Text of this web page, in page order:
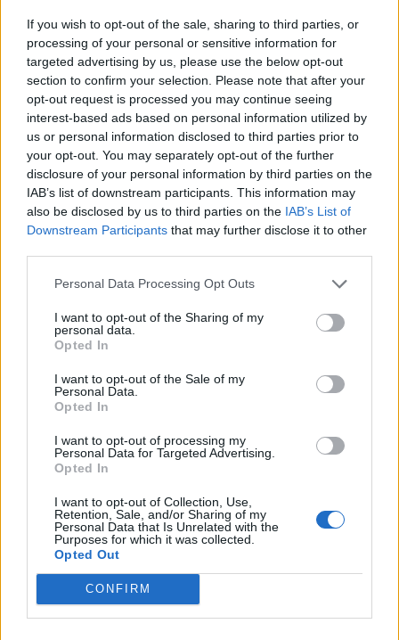
If you wish to opt-out of the sale, sharing to third parties, or
processing of your personal or sensitive information for
targeted advertising by us, please use the below opt-out
section to confirm your selection. Please note that after your
opt-out request is processed you may continue seeing
interest-based ads based on personal information utilized by
us or personal information disclosed to third parties prior to
your opt-out. You may separately opt-out of the further
disclosure of your personal information by third parties on the
IAB’s list of downstream participants. This information may
also be disclosed by us to third parties on the IAB’s List of
Downstream Participants that may further disclose it to other
Personal Data Processing Opt Outs
I want to opt-out of the Sharing of my
personal data.
Opted In
I want to opt-out of the Sale of my
Personal Data.
Opted In
I want to opt-out of processing my
Personal Data for Targeted Advertising.
Opted In
I want to opt-out of Collection, Use,
Retention, Sale, and/or Sharing of my
Personal Data that Is Unrelated with the
Purposes for which it was collected.
Opted Out
CONFIRM
Δείτε επίσης
Δοκιμάζουμε το οικογενειακό
ηλεκτρικό Omoda 5